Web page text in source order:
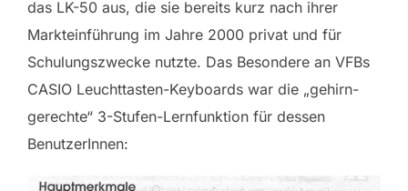
das LK-50 aus, die sie bereits kurz nach ihrer
Markteinführung im Jahre 2000 privat und für
Schulungszwecke nutzte. Das Besondere an VFBs
CASIO Leuchttasten-Keyboards war die „gehirn-
gerechte“ 3-Stufen-Lernfunktion für dessen
BenutzerInnen: